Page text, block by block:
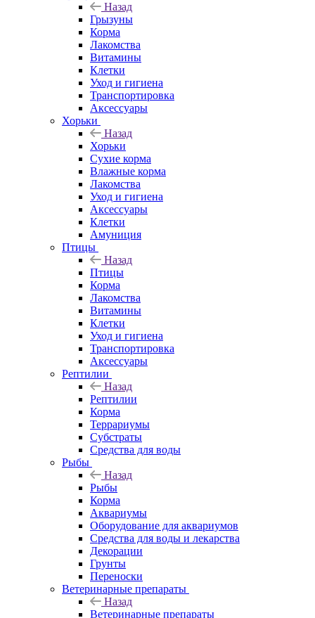
Назад
Грызуны
Корма
Лакомства
Витамины
Клетки
Уход и гигиена
Транспортировка
Аксессуары
Хорьки
Назад
Хорьки
Сухие корма
Влажные корма
Лакомства
Уход и гигиена
Аксессуары
Клетки
Амуниция
Птицы
Назад
Птицы
Корма
Лакомства
Витамины
Клетки
Уход и гигиена
Транспортировка
Аксессуары
Рептилии
Назад
Рептилии
Корма
Террариумы
Субстраты
Средства для воды
Рыбы
Назад
Рыбы
Корма
Аквариумы
Оборудование для аквариумов
Средства для воды и лекарства
Декорации
Грунты
Переноски
Ветеринарные препараты
Назад
Ветеринарные препараты